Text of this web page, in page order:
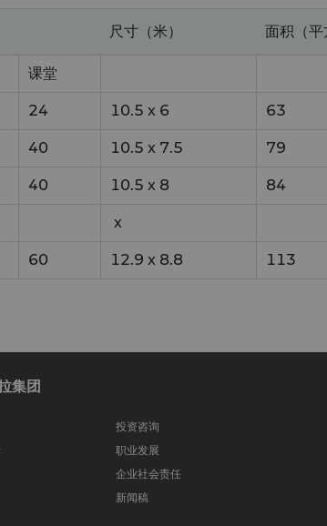
尺寸（米） 面积（平
课堂
24 10.5 x 6 63
40 10.5 x 7.5 79
40 10.5 x 8 84
x
60 12.9 x 8.8 113
集团
投资咨询
职业发展
企业社会责任
新闻稿